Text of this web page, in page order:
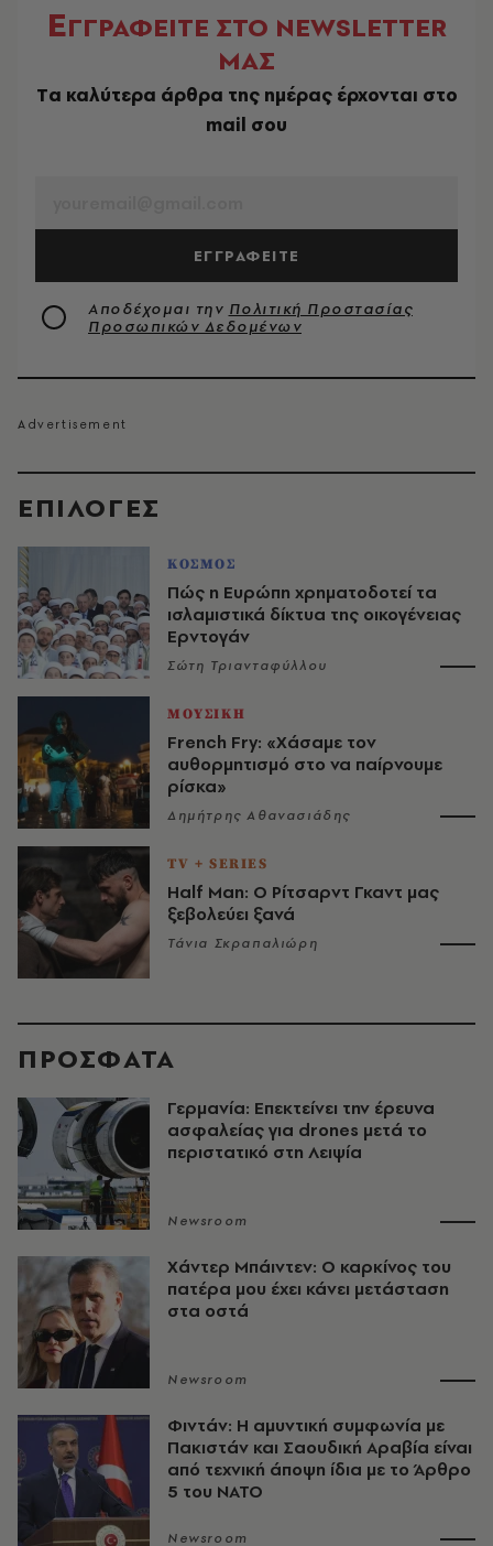
EΠΙΛΟΓΈΣ
ΚΟΣΜΟΣ
Πώς η Ευρώπη χρηματοδοτεί τα
ισλαμιστικά δίκτυα της οικογένειας
Ερντογάν
Σώτη Τριανταφύλλου
ΜΟΥΣΙΚΗ
French Fry: «Χάσαμε τον
αυθορμητισμό στο να παίρνουμε
ρίσκα»
Δημήτρης Αθανασιάδης
TV + SERIES
Half Man: Ο Ρίτσαρντ Γκαντ μας
ξεβολεύει ξανά
Τάνια Σκραπαλιώρη
ΕΓΓΡΑΦΕΙΤΕ ΣΤΟ NEWSLETTER
ΜΑΣ
Tα καλύτερα άρθρα της ημέρας έρχονται στο
mail σου
ΕΓΓΡΑΦΕΙΤΕ
Αποδέχομαι την Πολιτική Προστασίας
Προσωπικών Δεδομένων
ΠΡΟΣΦΑΤΑ
Γερμανία: Επεκτείνει την έρευνα
ασφαλείας για drones μετά το
περιστατικό στη Λειψία
Newsroom
Χάντερ Μπάιντεν: Ο καρκίνος του
πατέρα μου έχει κάνει μετάσταση
στα οστά
Newsroom
Φιντάν: Η αμυντική συμφωνία με
Πακιστάν και Σαουδική Αραβία είναι
από τεχνική άποψη ίδια με τo Άρθρο
5 του ΝΑΤΟ
Newsroom